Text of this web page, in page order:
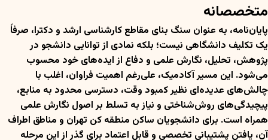
متخصصانه
پایان‌نامه، به عنوان سنگ بنای مقاطع کارشناسی ارشد و دکترا، صرفاً
یک تکلیف دانشگاهی نیست؛ بلکه نمادی از توانایی دانشجو در
پژوهش، تحلیل، نگارش علمی و دفاع از ایده‌های خود محسوب
می‌شود. این مسیر آکادمیک، علی‌رغم اهمیت فراوان، اغلب با
چالش‌های عدیده‌ای نظیر کمبود وقت، دسترسی محدود به منابع،
پیچیدگی‌های روش‌شناختی و نیاز به تسلط بر اصول نگارش علمی
همراه است. برای دانشجویان ساکن منطقه کن تهران و مناطق اطراف
آن، یافتن پشتیبانی تخصصی و قابل اعتماد برای گذر از این مرحله